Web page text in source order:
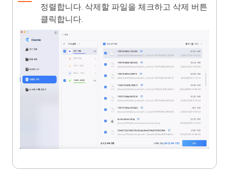
정렬합니다. 삭제할 파일을 체크하고 삭제 버튼
클릭합니다.